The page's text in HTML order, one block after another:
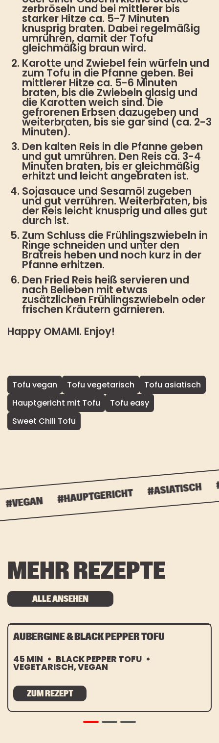
zerbröseln und bei mittlerer bis
starker Hitze ca. 5-7 Minuten
knusprig braten. Dabei regelmäßig
umrühren, damit der Tofu
gleichmäßig braun wird.
Karotte und Zwiebel fein würfeln und
zum Tofu in die Pfanne geben. Bei
mittlerer Hitze ca. 5-6 Minuten
braten, bis die Zwiebeln glasig und
die Karotten weich sind. Die
gefrorenen Erbsen dazugeben und
weiterbraten, bis sie gar sind (ca. 2-3
Minuten).
Den kalten Reis in die Pfanne geben
und gut umrühren. Den Reis ca. 3-4
Minuten braten, bis er gleichmäßig
erhitzt und leicht angebraten ist.
Sojasauce und Sesamöl zugeben
und gut verrühren. Weiterbraten, bis
der Reis leicht knusprig und alles gut
durch ist.
Zum Schluss die Frühlingszwiebeln in
Ringe schneiden und unter den
Bratreis heben und noch kurz in der
Pfanne erhitzen.
Den Fried Reis heiß servieren und
nach Belieben mit etwas
zusätzlichen Frühlingszwiebeln oder
frischen Kräutern garnieren.
Happy OMAMI. Enjoy!
Tofu vegan Tofu vegetarisch
Tofu asiatisch
Hauptgericht mit Tofu
Tofu easy
Sweet Chili Tofu
#HAUPTGERICHT #ASIATISCH
MEHR REZEPTE
ALLE ANSEHEN
AUBERGINE & BLACK PEPPER TOFU
45 MIN BLACK PEPPER TOFU
VEGETARISCH, VEGAN
ZUM REZEPT